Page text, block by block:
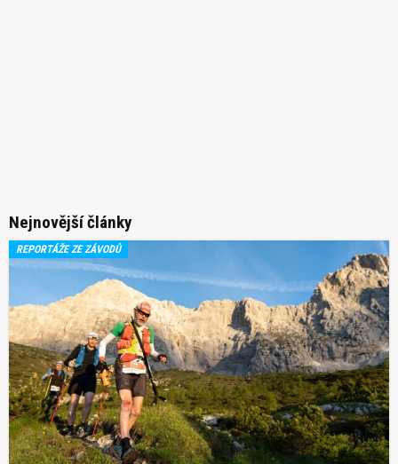
Nejnovější články
REPORTÁŽE ZE ZÁVODŮ